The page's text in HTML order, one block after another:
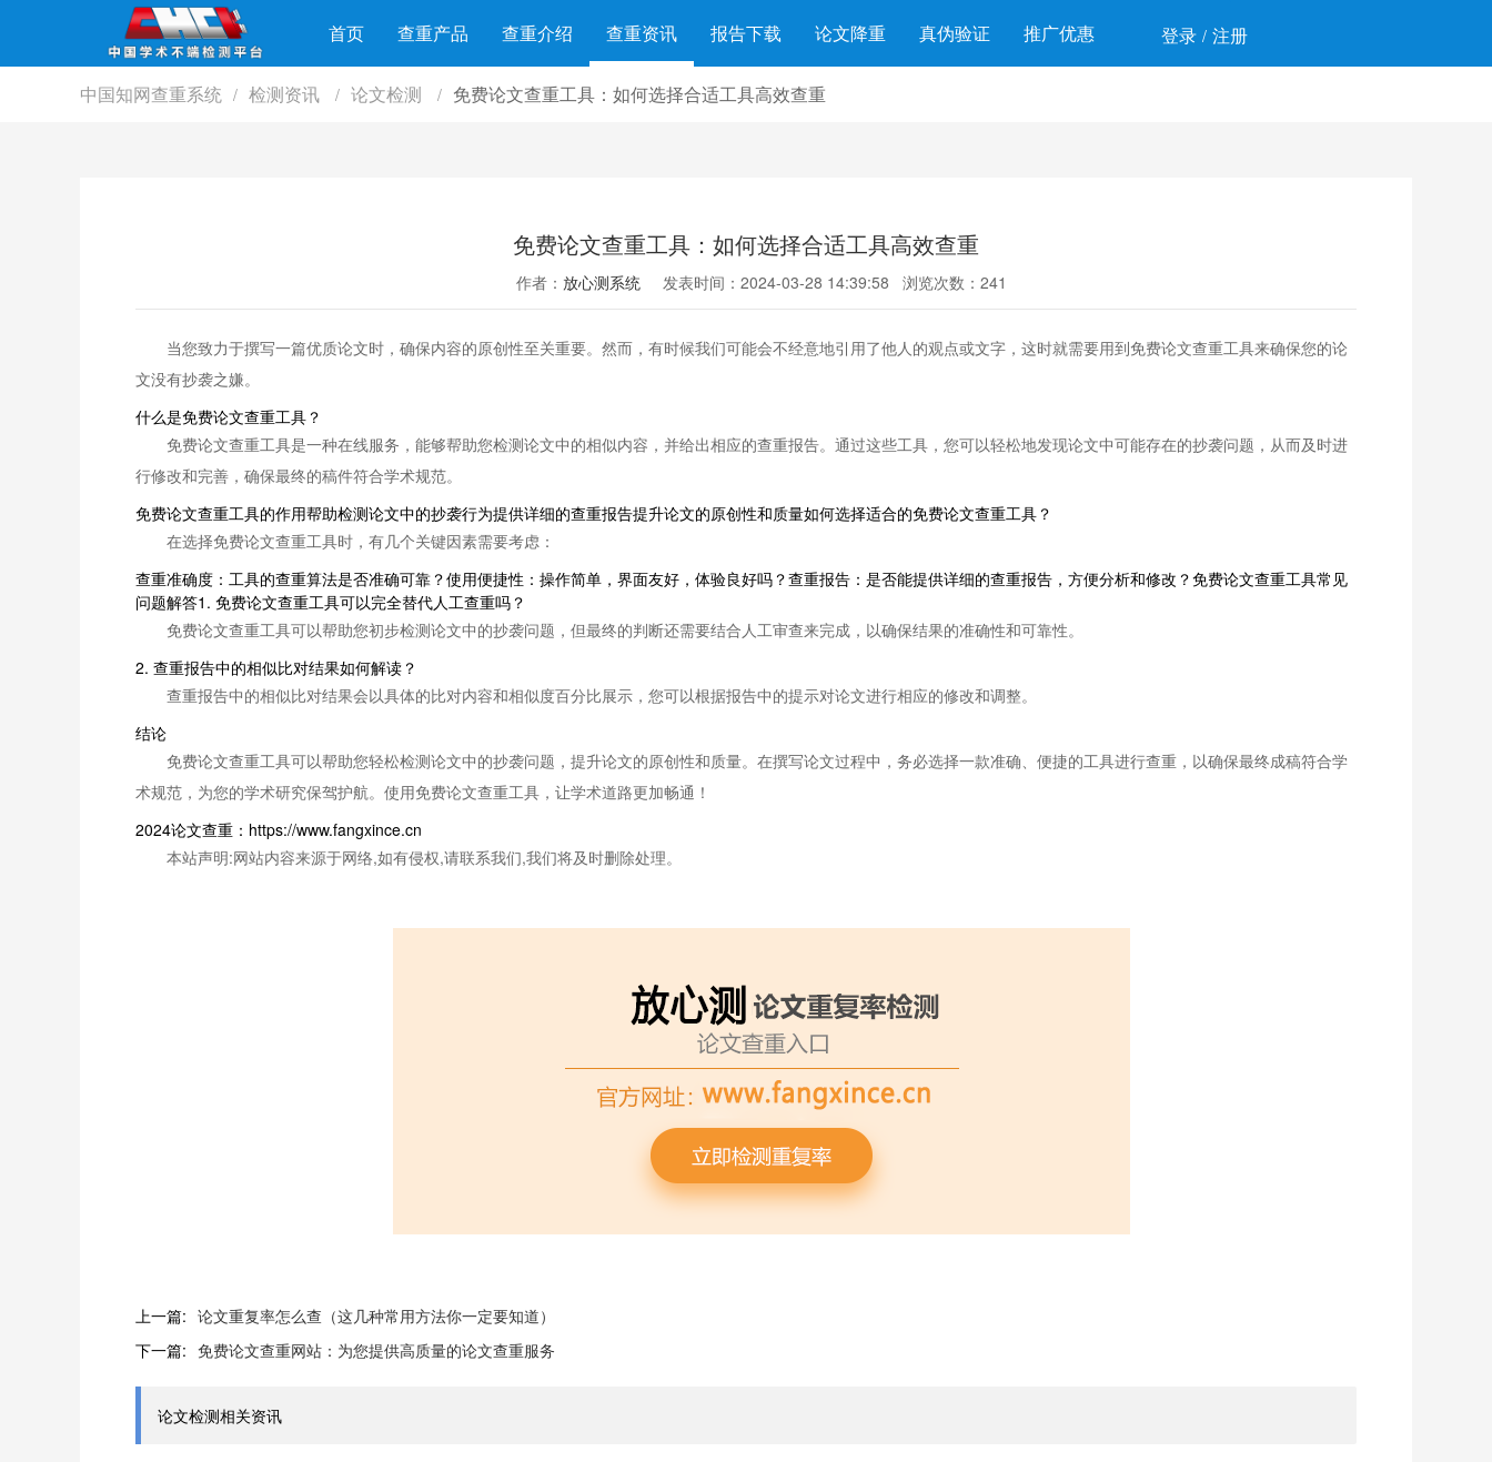
首页 查重产品 查重介绍 查重资讯 报告下载 论文降重 真伪验证 推广优惠 登录 / 注册
中国知网查重系统 / 检测资讯 / 论文检测 / 免费论文查重工具：如何选择合适工具高效查重
免费论文查重工具：如何选择合适工具高效查重
作者： 放心测系统 发表时间：2024-03-28 14:39:58 浏览次数：241
当您致力于撰写一篇优质论文时，确保内容的原创性至关重要。然而，有时候我们可能会不经意地引用了他人的观点或文字，这时就需要用到免费论文查重工具来确保您的论
文没有抄袭之嫌。
什么是免费论文查重工具？
免费论文查重工具是一种在线服务，能够帮助您检测论文中的相似内容，并给出相应的查重报告。通过这些工具，您可以轻松地发现论文中可能存在的抄袭问题，从而及时进
行修改和完善，确保最终的稿件符合学术规范。
免费论文查重工具的作用帮助检测论文中的抄袭行为提供详细的查重报告提升论文的原创性和质量如何选择适合的免费论文查重工具？
在选择免费论文查重工具时，有几个关键因素需要考虑：
查重准确度：工具的查重算法是否准确可靠？使用便捷性：操作简单，界面友好，体验良好吗？查重报告：是否能提供详细的查重报告，方便分析和修改？免费论文查重工具常见
问题解答1. 免费论文查重工具可以完全替代人工查重吗？
免费论文查重工具可以帮助您初步检测论文中的抄袭问题，但最终的判断还需要结合人工审查来完成，以确保结果的准确性和可靠性。
2. 查重报告中的相似比对结果如何解读？
查重报告中的相似比对结果会以具体的比对内容和相似度百分比展示，您可以根据报告中的提示对论文进行相应的修改和调整。
结论
免费论文查重工具可以帮助您轻松检测论文中的抄袭问题，提升论文的原创性和质量。在撰写论文过程中，务必选择一款准确、便捷的工具进行查重，以确保最终成稿符合学
术规范，为您的学术研究保驾护航。使用免费论文查重工具，让学术道路更加畅通！
2024论文查重：https://www.fangxince.cn
本站声明:网站内容来源于网络,如有侵权,请联系我们,我们将及时删除处理。
上一篇: 论文重复率怎么查（这几种常用方法你一定要知道）
下一篇: 免费论文查重网站：为您提供高质量的论文查重服务
论文检测相关资讯